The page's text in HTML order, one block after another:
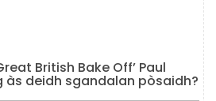
British Bake Off’ Paul
às deidh sgandalan pòsaidh?